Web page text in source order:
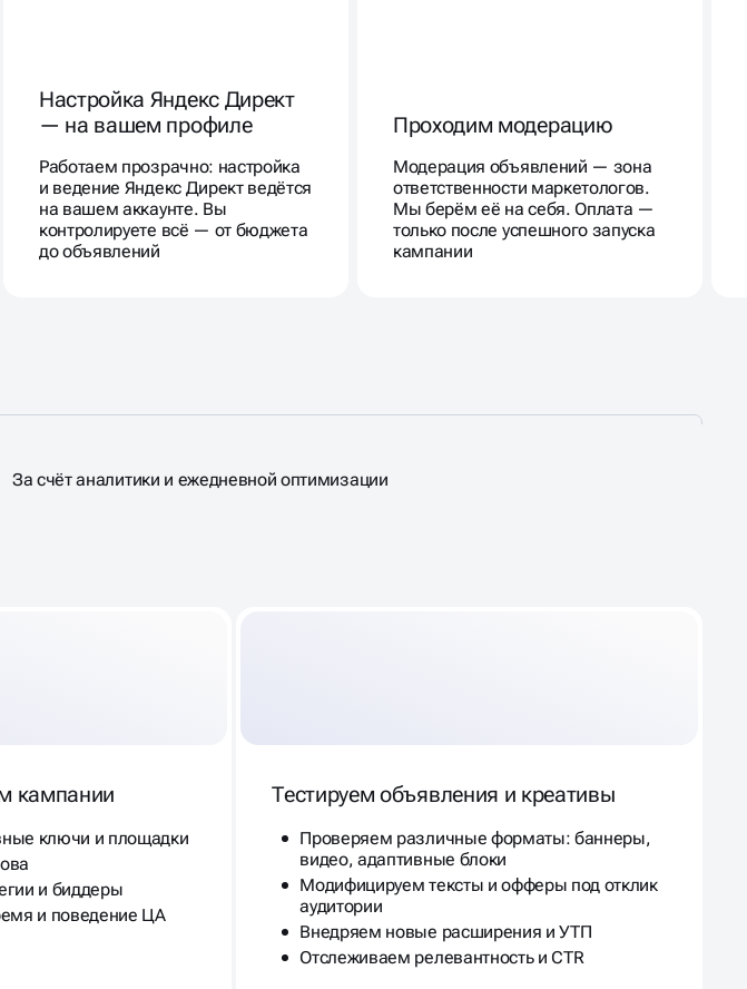
Настройка Яндекс Директ
— на вашем профиле
Работаем прозрачно: настройка
и ведение Яндекс Директ ведётся
на вашем аккаунте. Вы
контролируете всё — от бюджета
до объявлений
Проходим модерацию
Модерация объявлений — зона
ответственности маркетологов.
Мы берём её на себя. Оплата —
только после успешного запуска
кампании
За счёт аналитики и ежедневной оптимизации
кампании
ключи и площадки
и биддеры
и поведение ЦА
Тестируем объявления и креативы
Проверяем различные форматы: баннеры,
видео, адаптивные блоки
Модифицируем тексты и офферы под отклик
аудитории
Внедряем новые расширения и УТП
Отслеживаем релевантность и CTR